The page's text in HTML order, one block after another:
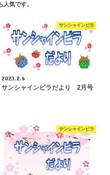
人気です。
サンシャインビラ
2023.2.6
サンシャインビラだより 2月号
サンシャインビラ